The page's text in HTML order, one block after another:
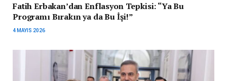
Fatih Erbakan’dan Enflasyon Tepkisi: “Ya Bu
Programı Bırakın ya da Bu İşi!”
4 MAYIS 2026